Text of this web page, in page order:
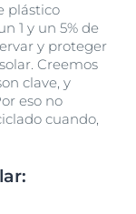
plástico
1 y un 5% de
y proteger
Creemos
clave, y
eso no
cuando,